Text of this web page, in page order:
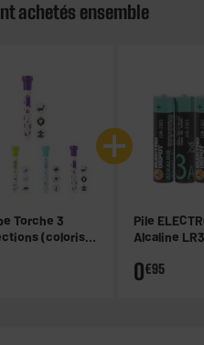
achetés ensemble
Torche 3
(coloris
Pile
Alcaline
0€95